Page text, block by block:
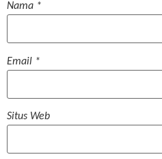
Nama *
Email *
Situs Web